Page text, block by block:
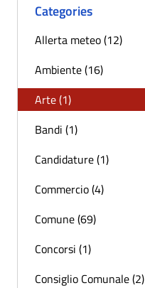
Categories
Allerta meteo (12)
Ambiente (16)
Arte (1)
Bandi (1)
Candidature (1)
Commercio (4)
Comune (69)
Concorsi (1)
Consiglio Comunale (2)